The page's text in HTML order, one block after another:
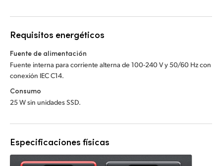
Requisitos energéticos
Fuente de alimentación
Fuente interna para corriente alterna de 100-240 V y 50/60 Hz con
conexión IEC C14.
Consumo
25 W sin unidades SSD.
Especificaciones físicas